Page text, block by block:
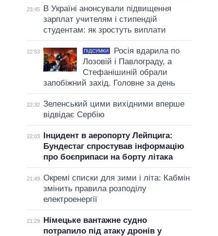
23:45
В Україні анонсували підвищення
зарплат учителям і стипендій
студентам: як зростуть виплати
22:53 ПІДСУМКИ
Росія вдарила по
Лозовій і Павлограду, а
Стефанішиній обрали
запобіжний захід. Головне за день
22:32 Зеленський цими вихідними вперше
відвідає Сербію
22:03
Інцидент в аеропорту Лейпцига:
Бундестаг спростував інформацію
про боєприпаси на борту літака
21:49 Окремі списки для зими і літа: Кабмін
змінить правила розподілу
електроенергії
21:29
Німецьке вантажне судно
потрапило під атаку дронів у